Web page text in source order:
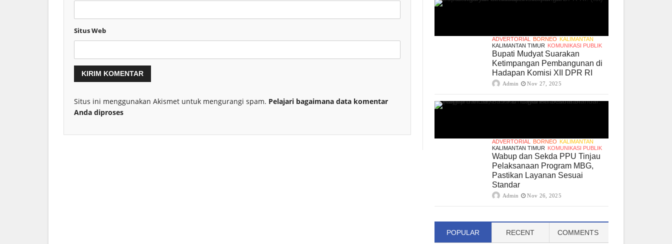
Situs Web
Situs ini menggunakan Akismet untuk mengurangi spam. Pelajari bagaimana data komentar
Anda diproses
ADVERTORIAL BORNEO KALIMANTAN
KALIMANTAN TIMUR KOMUNIKASI PUBLIK
Bupati Mudyat Suarakan
Ketimpangan Pembangunan di
Hadapan Komisi XII DPR RI
Admin Nov 27, 2025
ADVERTORIAL BORNEO KALIMANTAN
KALIMANTAN TIMUR KOMUNIKASI PUBLIK
Wabup dan Sekda PPU Tinjau
Pelaksanaan Program MBG,
Pastikan Layanan Sesuai
Standar
Admin Nov 26, 2025
POPULAR RECENT COMMENTS